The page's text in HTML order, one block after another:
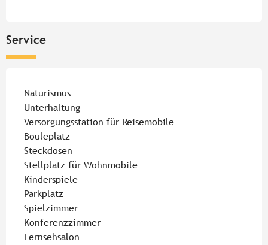
Service
Naturismus
Unterhaltung
Versorgungsstation für Reisemobile
Bouleplatz
Steckdosen
Stellplatz für Wohnmobile
Kinderspiele
Parkplatz
Spielzimmer
Konferenzzimmer
Fernsehsalon